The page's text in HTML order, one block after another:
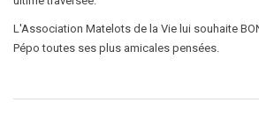
L'Association Matelots de la Vie lui souhaite
Pépo toutes ses plus amicales pensées.